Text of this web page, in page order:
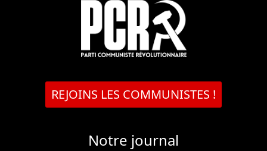
REJOINS LES COMMUNISTES !
Notre journal